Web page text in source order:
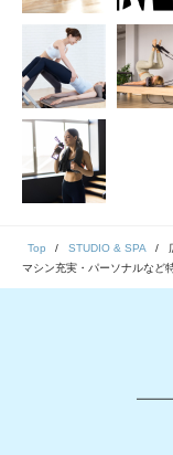
Top STUDIO & SPA
マシン充実・パーソナルなど